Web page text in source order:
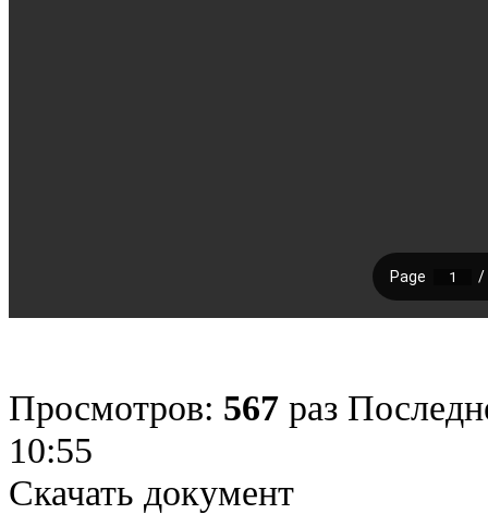
Просмотров: 567 раз
10:55
Скачать документ